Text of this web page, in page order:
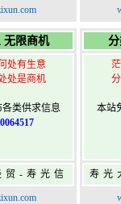
息发布网-
息网
无限商机
处有生意
处是商机
类供求信息
贸-寿光信
息发布网-
本站
寿光
息网